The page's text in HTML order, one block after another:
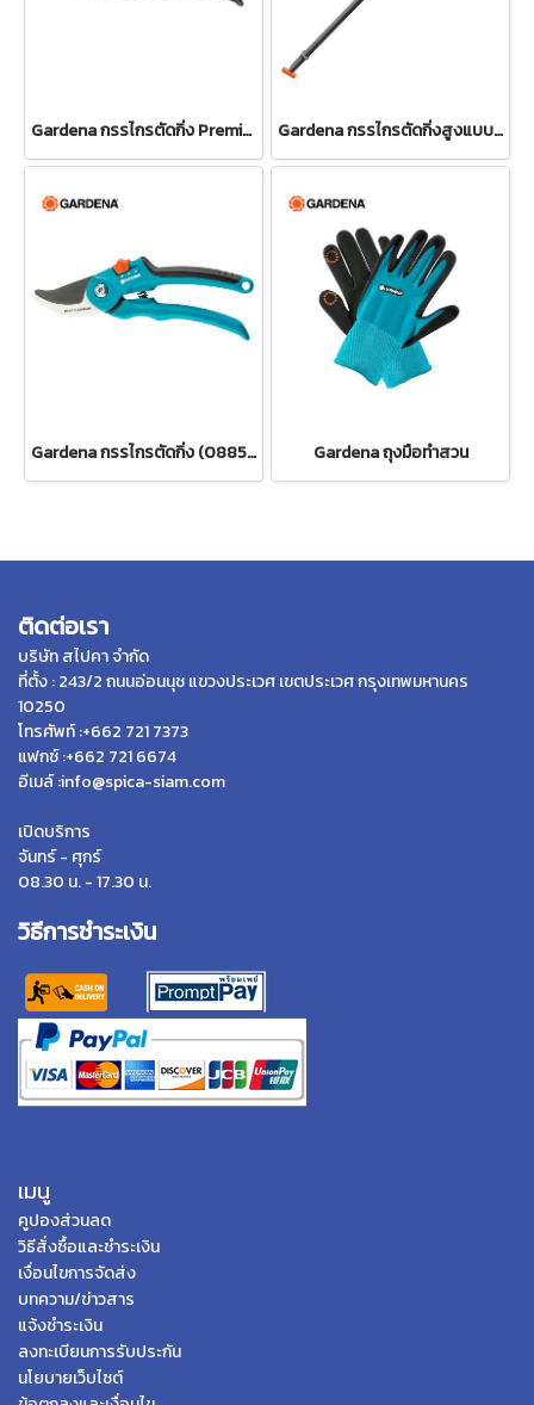
Gardena กรรไกรตัดกิ่ง PremiumCut Pro -สำหรับตัดกิ่งกว้างสูงสุด 24 มม. (12251-20) Gardena กรรไกรตัดกิ่งสูงแบบดึง ปรับความยาวได้ 400 ซม. (12081-20)
Gardena กรรไกรตัดกิ่ง (08853-34) Gardena ถุงมือทำสวน
ติดต่อเรา
บริษัท สไปคา จำกัด
ที่ตั้ง : 243/2 ถนนอ่อนนุช แขวงประเวศ เขตประเวศ กรุงเทพมหานคร
10250
โทรศัพท์ :+662 721 7373
แฟกซ์ :+662 721 6674
อีเมล์ :info@spica-siam.com
เปิดบริการ
จันทร์ - ศุกร์
08.30 น. - 17.30 น.
วิธีการชำระเงิน
เมนู
คูปองส่วนลด
วิธีสั่งซื้อและชำระเงิน
เงื่อนไขการจัดส่ง
บทความ/ข่าวสาร
แจ้งชำระเงิน
ลงทะเบียนการรับประกัน
นโยบายเว็บไซต์